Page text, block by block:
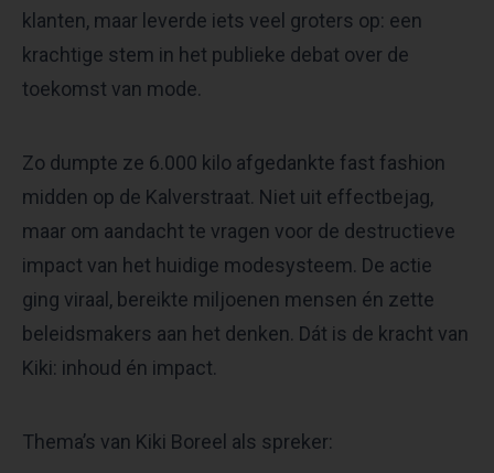
klanten, maar leverde iets veel groters op: een
krachtige stem in het publieke debat over de
toekomst van mode.
Zo dumpte ze 6.000 kilo afgedankte fast fashion
midden op de Kalverstraat. Niet uit effectbejag,
maar om aandacht te vragen voor de destructieve
impact van het huidige modesysteem. De actie
ging viraal, bereikte miljoenen mensen én zette
beleidsmakers aan het denken. Dát is de kracht van
Kiki: inhoud én impact.
Thema’s van Kiki Boreel als spreker: